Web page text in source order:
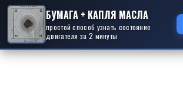
БУМАГА + КАПЛЯ МАСЛА
простой способ узнать состояние
двигателя за 2 минуты